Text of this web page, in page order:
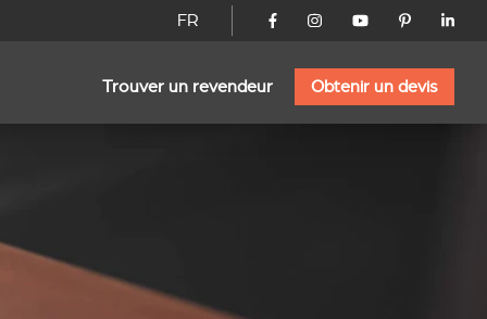
FR
Trouver un revendeur Obtenir un devis